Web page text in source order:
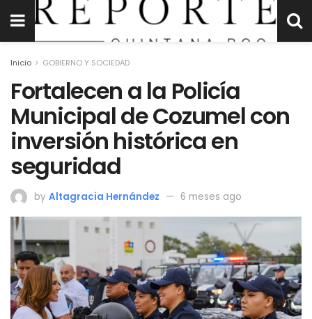
Inicio GOBIERNO Y SOCIEDAD
Fortalecen a la Policía
Municipal de Cozumel con
inversión histórica en
seguridad
by Altagracia Hernández 6 meses ago